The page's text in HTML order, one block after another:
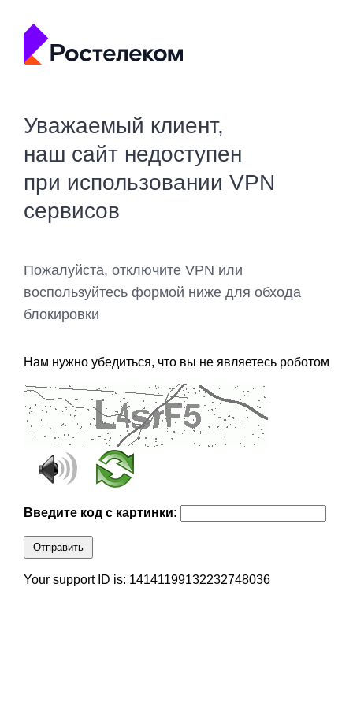
Уважаемый клиент,
наш сайт недоступен
при использовании VPN
сервисов
Пожалуйста, отключите VPN или
воспользуйтесь формой ниже для обхода
блокировки
Нам нужно убедиться, что вы не являетесь роботом
Введите код с картинки:
Отправить
Your support ID is: 14141199132232748036